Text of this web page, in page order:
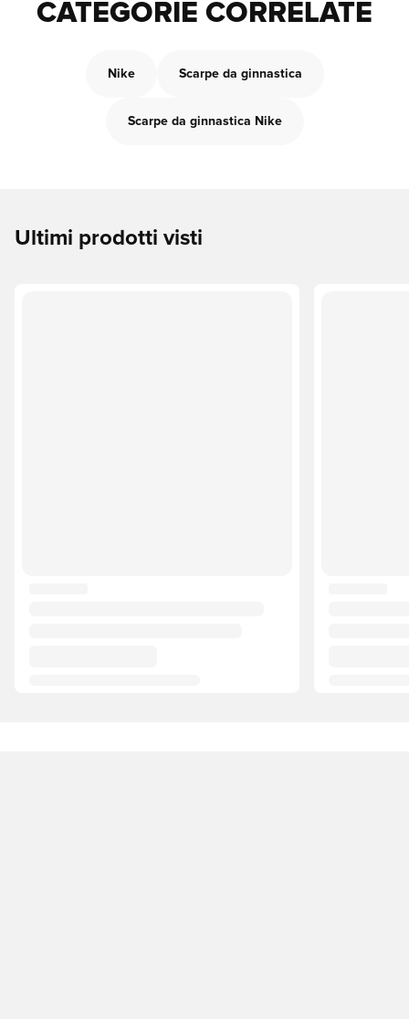
CATEGORIE CORRELATE
Nike Scarpe da ginnastica
Scarpe da ginnastica Nike
Ultimi prodotti visti